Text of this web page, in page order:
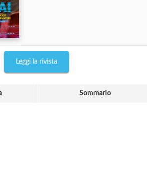
Leggi la rivista
Sommario